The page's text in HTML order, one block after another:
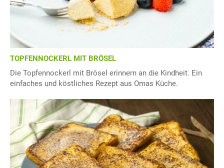
TOPFENNOCKERL MIT BRÖSEL
Die Topfennockerl mit Brösel erinnern an die Kindheit. Ein
einfaches und köstliches Rezept aus Omas Küche.